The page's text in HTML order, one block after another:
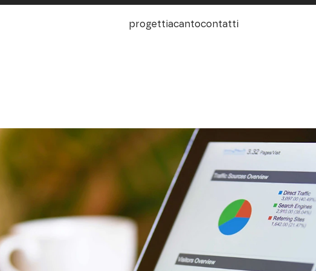
progettiacantocontatti